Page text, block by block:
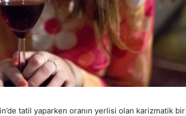
tatil yaparken oranın yerlisi olan karizmatik bir